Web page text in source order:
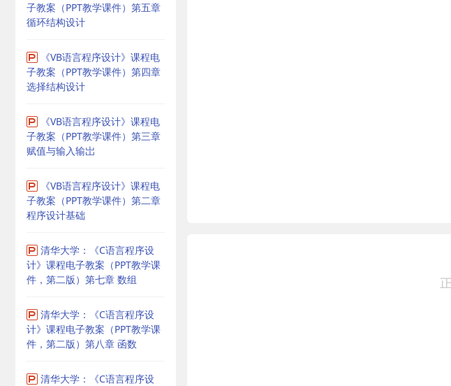
子教案（PPT教学课件）第五章
循环结构设计
《VB语言程序设计》课程电
子教案（PPT教学课件）第四章
选择结构设计
《VB语言程序设计》课程电
子教案（PPT教学课件）第三章
赋值与输入输岀
《VB语言程序设计》课程电
子教案（PPT教学课件）第二章
程序设计基础
清华大学：《C语言程序设
计》课程电子教案（PPT教学课
件，第二版）第七章 数组
清华大学：《C语言程序设
计》课程电子教案（PPT教学课
件，第二版）第八章 函数
清华大学：《C语言程序设